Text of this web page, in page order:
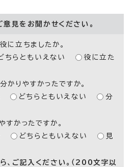
意見をお聞かせください。
に立ちましたか。
ちらともいえない
役に立た
かりやすかったですか。
どちらともいえない
分
すかったですか。
どちらともいえない
見
、ご記入ください。（200文字以